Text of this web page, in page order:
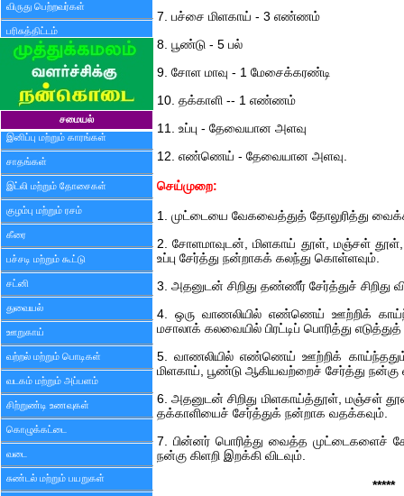
விருது பெற்றவர்கள்
பரிசுத்திட்டம்
சமையல்
இனிப்பு மற்றும் காரங்கள்
சாதங்கள்
இட்லி மற்றும் தோசைகள்
குழம்பு மற்றும் ரசம்
கீரை
பச்சடி மற்றும் கூட்டு
சட்னி
துவையல்
ஊறுகாய்
வற்றல் மற்றும் பொடிகள்
வடகம் மற்றும் அப்பளம்
சிற்றுண்டி உணவுகள்
கொழுக்கட்டை
வடை
சுண்டல் மற்றும் பயறுகள்
7. பச்சை மிளகாய் - 3 எண்ணம்
8. பூண்டு - 5 பல்
9. சோள மாவு - 1 மேசைக்கரண்டி
10. தக்காளி -- 1 எண்ணம்
11. உப்பு - தேவையான அளவு
12. எண்ணெய் - தேவையான அளவு.
செய்முறை:
1. முட்டையை வேகவைத்துத் தோலுரித்து
2. சோளமாவுடன், மிளகாய் தூள், மஞ்சள் தூள்,
உப்பு சேர்த்து நன்றாகக் கலந்து கொள்ளவும்.
3. அதனுடன் சிறிது தண்ணீர் சேர்த்துச் சிறிது
4. ஒரு வாணலியில் எண்ணெய் ஊற்றிக்
மசாலாக் கலவையில் பிரட்டிப் பொரித்து
5. வாணலியில் எண்ணெய் ஊற்றிக்
மிளகாய், பூண்டு ஆகியவற்றைச் சேர்த்து
6. அதனுடன் சிறிது மிளகாய்த்தூள், மஞ்சள்
தக்காளியைச் சேர்த்துக் நன்றாக வதக்கவும்.
7. பின்னர் பொரித்து வைத்த முட்டைகளைச்
நன்கு கிளறி இறக்கி விடவும்.
*****